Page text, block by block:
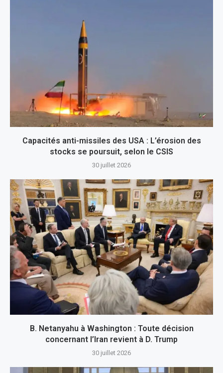
Capacités anti-missiles des USA : L’érosion des
stocks se poursuit, selon le CSIS
30 juillet 2026
B. Netanyahu à Washington : Toute décision
concernant l’Iran revient à D. Trump
30 juillet 2026